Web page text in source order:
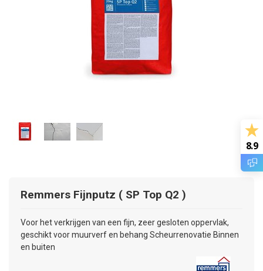
Remmers Fijnputz ( SP Top Q2 )
Voor het verkrijgen van een fijn, zeer gesloten oppervlak,
geschikt voor muurverf en behang Scheurrenovatie Binnen
en buiten
8.9